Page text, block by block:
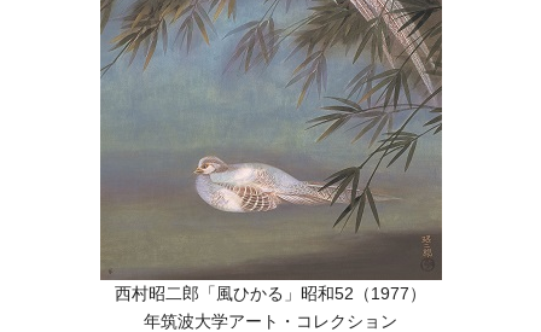
西村昭二郎「風ひかる」昭和52（1977）
年筑波大学アート・コレクション